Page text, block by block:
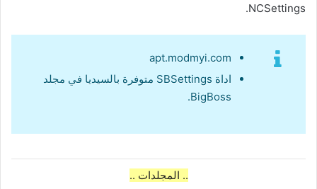
NCSettings.
apt.modmyi.com
اداة SBSettings متوفرة بالسيديا في مجلد
BigBoss.
.. المجلدات ..